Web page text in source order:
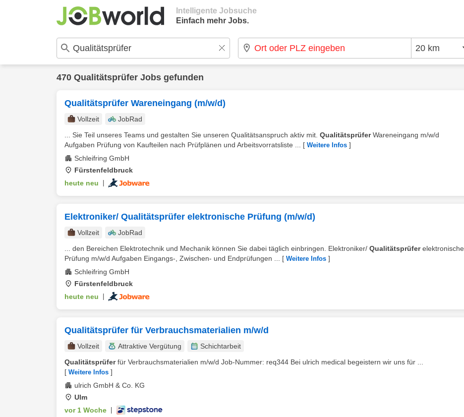
Intelligente Jobsuche
Einfach mehr Jobs.
470 Qualitätsprüfer Jobs gefunden
Qualitätsprüfer Wareneingang (m/w/d)
Vollzeit
JobRad
... Sie Teil unseres Teams und gestalten Sie unseren Qualitätsanspruch aktiv mit. QualitätsprüferWareneingang m/w/d
Aufgaben Prüfung von Kaufteilen nach Prüfplänen und Arbeitsvorratsliste ...
[ Weitere Infos ]
Schleifring GmbH
Fürstenfeldbruck
heute neu
Elektroniker/ Qualitätsprüfer elektronische Prüfung (m/w/d)
Vollzeit
JobRad
... den Bereichen Elektrotechnik und Mechanik können Sie dabei täglich einbringen. Elektroniker/ Qualitätsprüferelektronische
Prüfung m/w/d Aufgaben Eingangs-, Zwischen- und Endprüfungen ...
[ Weitere Infos ]
Schleifring GmbH
Fürstenfeldbruck
heute neu
Qualitätsprüfer für Verbrauchsmaterialien m/w/d
Vollzeit Attraktive Vergütung
Schichtarbeit
Qualitätsprüferfür Verbrauchsmaterialien m/w/d Job-Nummer: req344 Bei ulrich medical begeistern wir uns für ...
[ Weitere Infos ]
ulrich GmbH & Co. KG
Ulm
vor 1 Woche